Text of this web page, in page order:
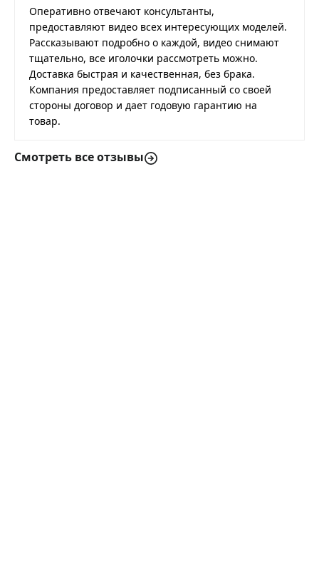
Оперативно отвечают консультанты,
предоставляют видео всех интересующих моделей.
Рассказывают подробно о каждой, видео снимают
тщательно, все иголочки рассмотреть можно.
Доставка быстрая и качественная, без брака.
Компания предоставляет подписанный со своей
стороны договор и дает годовую гарантию на
товар.
Смотреть все отзывы